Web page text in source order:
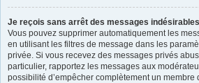
Je reçois sans arrêt des messages
Vous pouvez supprimer automatiquement les
en utilisant les filtres de message dans les
privée. Si vous recevez des messages privés
particulier, rapportez les messages aux
possibilité d’empêcher complètement un membre